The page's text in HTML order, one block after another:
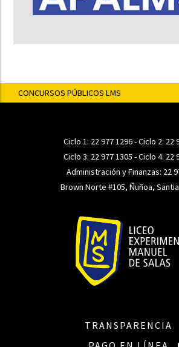
CONCURSOS PÚBLICOS LMS
Ciclo 1: 22 977 1296- Ciclo 2: 22
Ciclo 3: 22 977 1305 - Ciclo 4: 22
Administración y Finanzas: 22
Brown Norte #105, Ñuñoa,
TRANSPARENCIA